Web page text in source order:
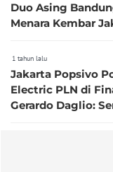
Duo Asing
Menara Kembar
1 tahun lalu
Jakarta Popsivo
Electric PLN di
Gerardo Daglio: